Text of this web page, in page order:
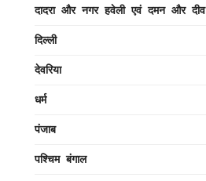
दादरा और नगर हवेली एवं दमन और दीव
दिल्ली
देवरिया
धर्म
पंजाब
पश्चिम बंगाल